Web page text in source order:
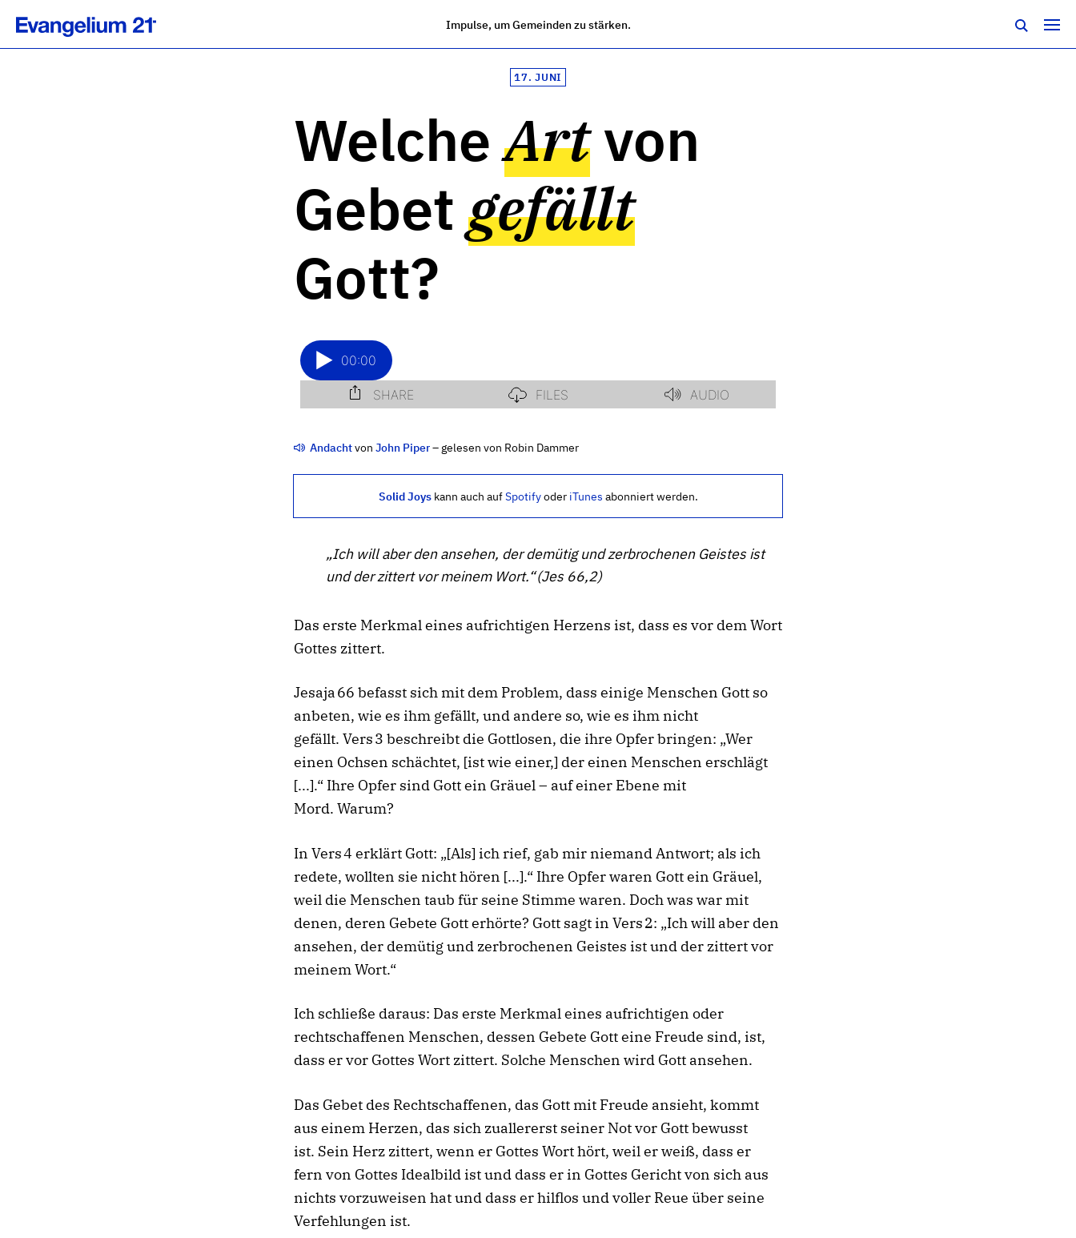
Impulse, um Gemeinden zu stärken.
17. JUNI
WelcheArtvon
Gebet gefällt
Gott?
AndachtvonJohn Piper– gelesen von Robin Dammer
Solid Joyskann auch aufSpotifyoder iTunes abonniert werden.
„Ich will aber den ansehen, der demütig und zerbrochenen Geistes ist
und der zittert vor meinem Wort.“(Jes 66,2)
Das erste Merkmal eines aufrichtigen Herzens ist, dass es vor dem Wort
Gottes zittert.
Jesaja 66 befasst sich mit dem Problem, dass einige Menschen Gott so
anbeten, wie es ihm gefällt, und andere so, wie es ihm nicht
gefällt. Vers 3 beschreibt die Gottlosen, die ihre Opfer bringen: „Wer
einen Ochsen schächtet, [ist wie einer,] der einen Menschen erschlägt
[...].“ Ihre Opfer sind Gott ein Gräuel – auf einer Ebene mit
Mord. Warum?
In Vers 4 erklärt Gott: „[Als] ich rief, gab mir niemand Antwort; als ich
redete, wollten sie nicht hören [...].“ Ihre Opfer waren Gott ein Gräuel,
weil die Menschen taub für seine Stimme waren. Doch was war mit
denen, deren Gebete Gott erhörte? Gott sagt in Vers 2: „Ich will aber den
ansehen, der demütig und zerbrochenen Geistes ist und der zittert vor
meinem Wort.“
Ich schließe daraus: Das erste Merkmal eines aufrichtigen oder
rechtschaffenen Menschen, dessen Gebete Gott eine Freude sind, ist,
dass er vor Gottes Wort zittert. Solche Menschen wird Gott ansehen.
Das Gebet des Rechtschaffenen, das Gott mit Freude ansieht, kommt
aus einem Herzen, das sich zuallererst seiner Not vor Gott bewusst
ist. Sein Herz zittert, wenn er Gottes Wort hört, weil er weiß, dass er
fern von Gottes Idealbild ist und dass er in Gottes Gericht von sich aus
nichts vorzuweisen hat und dass er hilflos und voller Reue über seine
Verfehlungen ist.